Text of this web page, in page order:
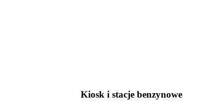
Kiosk i stacje benzynowe